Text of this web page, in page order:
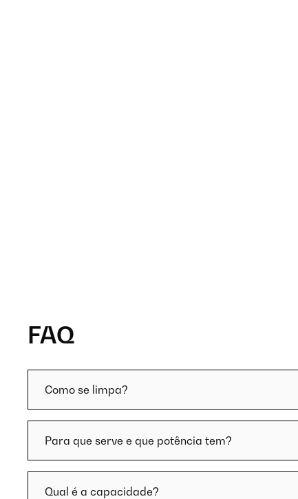
FAQ
Como se limpa?
Para que serve e que potência tem?
Qual é a capacidade?